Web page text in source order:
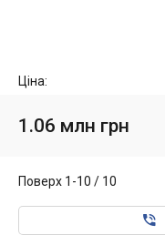
Ціна:
1.06 млн грн
Поверх 1-10 / 10
